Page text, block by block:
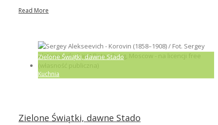
Read More
Zielone Świątki, dawne Stado
Kuchnia
Zielone Świątki, dawne Stado